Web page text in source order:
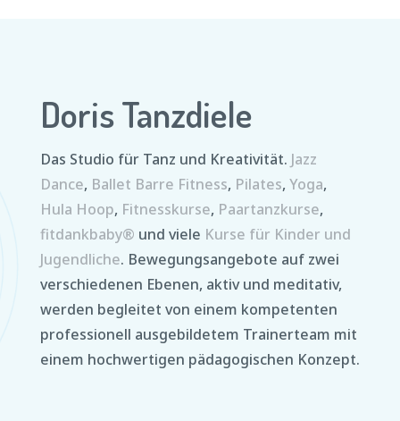
Doris Tanzdiele
Das Studio für Tanz und Kreativität. Jazz
Dance, Ballet Barre Fitness, Pilates, Yoga,
Hula Hoop, Fitnesskurse, Paartanzkurse,
fitdankbaby® und viele Kurse für Kinder und
Jugendliche. Bewegungsangebote auf zwei
verschiedenen Ebenen, aktiv und meditativ,
werden begleitet von einem kompetenten
professionell ausgebildetem Trainerteam mit
einem hochwertigen pädagogischen Konzept.